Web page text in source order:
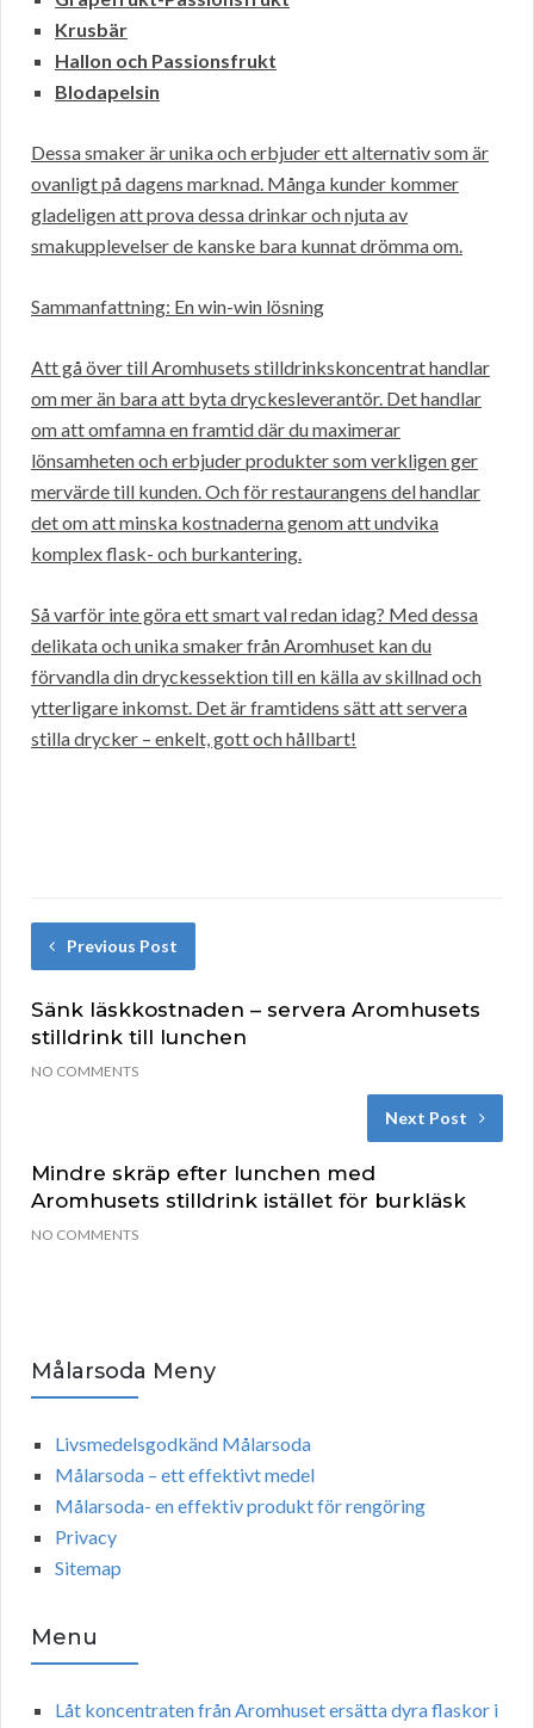
Krusbär
Hallon och Passionsfrukt
Blodapelsin
Dessa smaker är unika och erbjuder ett alternativ som är
ovanligt på dagens marknad. Många kunder kommer
gladeligen att prova dessa drinkar och njuta av
smakupplevelser de kanske bara kunnat drömma om.
Sammanfattning: En win-win lösning
Att gå över till Aromhusets stilldrinkskoncentrat handlar
om mer än bara att byta dryckesleverantör. Det handlar
om att omfamna en framtid där du maximerar
lönsamheten och erbjuder produkter som verkligen ger
mervärde till kunden. Och för restaurangens del handlar
det om att minska kostnaderna genom att undvika
komplex flask- och burkantering.
Så varför inte göra ett smart val redan idag? Med dessa
delikata och unika smaker från Aromhuset kan du
förvandla din dryckessektion till en källa av skillnad och
ytterligare inkomst. Det är framtidens sätt att servera
stilla drycker – enkelt, gott och hållbart!
Previous Post
Sänk läskkostnaden – servera Aromhusets
stilldrink till lunchen
NO COMMENTS
Next Post
Mindre skräp efter lunchen med
Aromhusets stilldrink istället för burkläsk
NO COMMENTS
Målarsoda Meny
Livsmedelsgodkänd Målarsoda
Målarsoda – ett effektivt medel
Målarsoda- en effektiv produkt för rengöring
Privacy
Sitemap
Menu
Låt koncentraten från Aromhuset ersätta dyra flaskor i